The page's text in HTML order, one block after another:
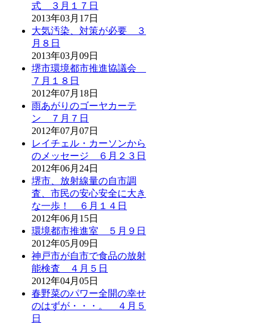
式 ３月１７日
2013年03月17日
大気汚染、対策が必要 ３
月８日
2013年03月09日
堺市環境都市推進協議会
７月１８日
2012年07月18日
雨あがりのゴーヤカーテ
ン ７月７日
2012年07月07日
レイチェル・カーソンから
のメッセージ ６月２３日
2012年06月24日
堺市、放射線量の自市調
査、市民の安心安全に大き
な一歩！ ６月１４日
2012年06月15日
環境都市推進室 ５月９日
2012年05月09日
神戸市が自市で食品の放射
能検査 ４月５日
2012年04月05日
春野菜のパワー全開の幸せ
のはずが・・・。 ４月５
日